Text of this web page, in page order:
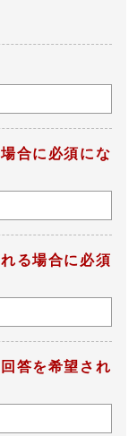
合に必須にな
る場合に必須
答を希望され